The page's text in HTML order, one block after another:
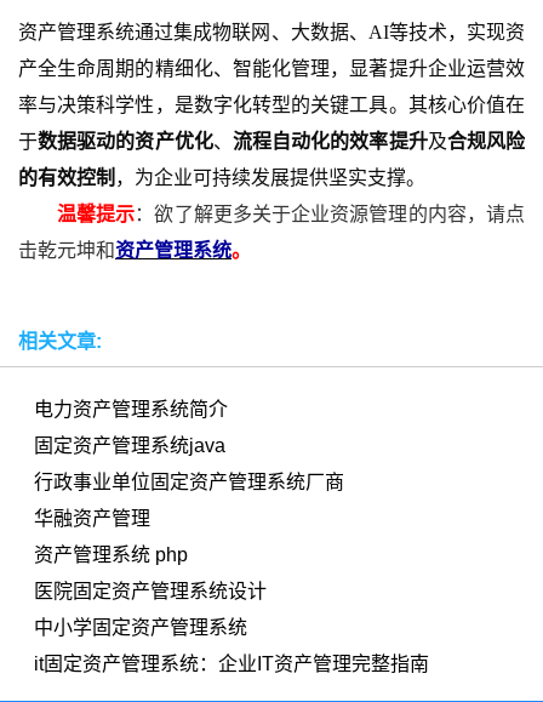
资产管理系统通过集成物联网、大数据、 AI等技术，实现资
产全生命周期的精细化、智能化管理，显著提升企业运营效
率与决策科学性，是数字化转型的关键工具。其核心价值在
于数据驱动的资产优化、 流程自动化的效率提升及合规风险
的有效控制 ，为企业可持续发展提供坚实支撑。
温馨提示：欲了解更多关于企业资源管理的内容，请点
击乾元坤和资产管理系统。
相关文章:
电力资产管理系统简介
固定资产管理系统java
行政事业单位固定资产管理系统厂商
华融资产管理
资产管理系统 php
医院固定资产管理系统设计
中小学固定资产管理系统
it固定资产管理系统：企业IT资产管理完整指南